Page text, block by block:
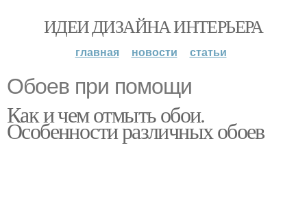
ИДЕИ ДИЗАЙНА ИНТЕРЬЕРА
главная новости статьи
Обоев при помощи
Как и чем отмыть обои.
Особенности различных обоев